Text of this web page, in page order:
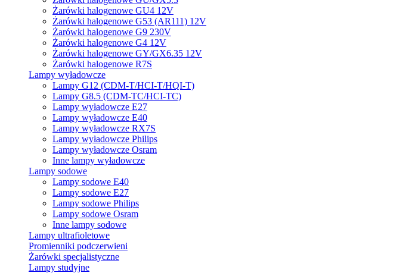
Żarówki halogenowe GU4 12V
Żarówki halogenowe G53 (AR111) 12V
Żarówki halogenowe G9 230V
Żarówki halogenowe G4 12V
Żarówki halogenowe GY/GX6.35 12V
Żarówki halogenowe R7S
Lampy wyładowcze
Lampy G12 (CDM-T/HCI-T/HQI-T)
Lampy G8.5 (CDM-TC/HCI-TC)
Lampy wyładowcze E27
Lampy wyładowcze E40
Lampy wyładowcze RX7S
Lampy wyładowcze Philips
Lampy wyładowcze Osram
Inne lampy wyładowcze
Lampy sodowe
Lampy sodowe E40
Lampy sodowe E27
Lampy sodowe Philips
Lampy sodowe Osram
Inne lampy sodowe
Lampy ultrafioletowe
Promienniki podczerwieni
Żarówki specjalistyczne
Lampy studyjne